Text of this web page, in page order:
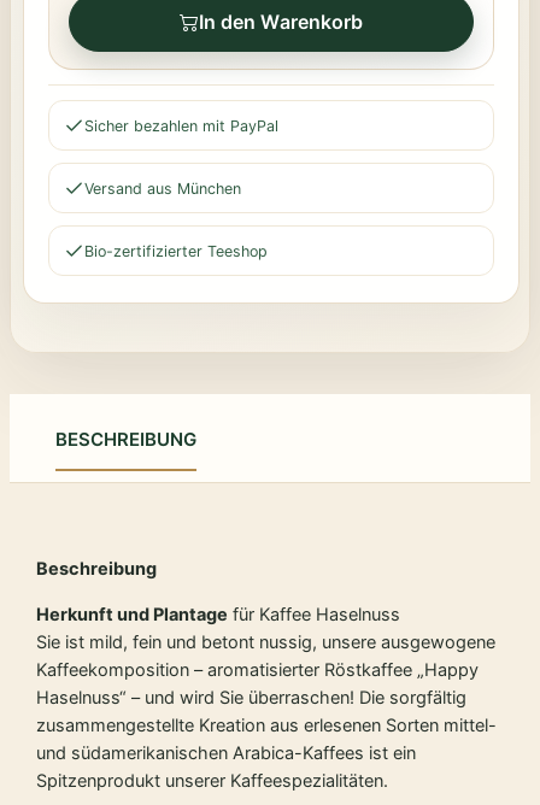
In den Warenkorb
Sicher bezahlen mit PayPal
Versand aus München
Bio-zertifizierter Teeshop
BESCHREIBUNG
Beschreibung
Herkunft und Plantage für Kaffee Haselnuss
Sie ist mild, fein und betont nussig, unsere ausgewogene
Kaffeekomposition – aromatisierter Röstkaffee „Happy
Haselnuss“ – und wird Sie überraschen! Die sorgfältig
zusammengestellte Kreation aus erlesenen Sorten mittel-
und südamerikanischen Arabica-Kaffees ist ein
Spitzenprodukt unserer Kaffeespezialitäten.